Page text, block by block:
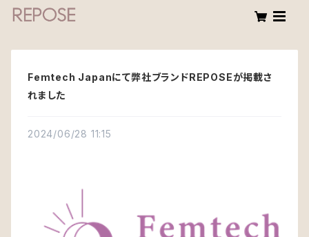
Femtech Japanにて弊社ブランドREPOSEが掲載さ
れました
2024/06/28 11:15